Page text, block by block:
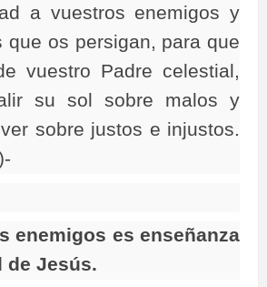
a vuestros enemigos y
que os persigan, para que
vuestro Padre celestial,
su sol sobre malos y
sobre justos e injustos.
enemigos es enseñanza
de Jesús.